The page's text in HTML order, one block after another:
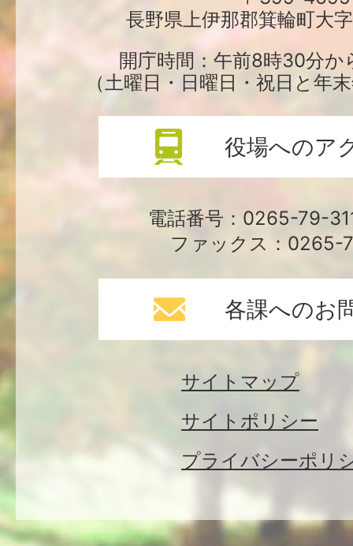
役
場
長野県上伊那郡箕輪町大
開庁時間：午前8時30分か
（土曜日・日曜日・祝日と年
役場へのア
電話番号：0265-79-
ファックス：0265-
各課へのお
サイトマップ
サイトポリシー
プライバシーポリ